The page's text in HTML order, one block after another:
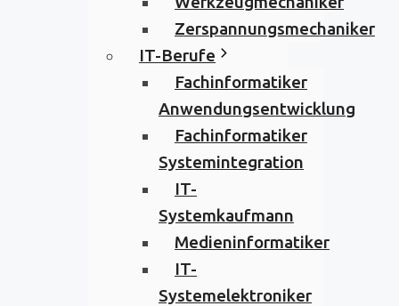
Zerspannungsmechaniker
IT-Berufe
Fachinformatiker
Anwendungsentwicklung
Fachinformatiker
Systemintegration
IT-
Systemkaufmann
Medieninformatiker
IT-
Systemelektroniker